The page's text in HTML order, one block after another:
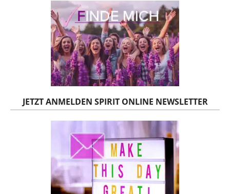
JETZT ANMELDEN SPIRIT ONLINE NEWSLETTER